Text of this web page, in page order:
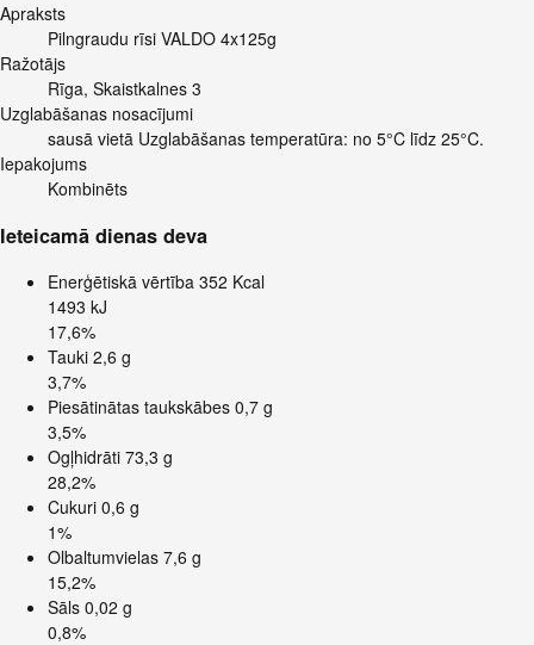
Apraksts
Pilngraudu rīsi VALDO 4x125g
Ražotājs
Rīga, Skaistkalnes 3
Uzglabāšanas nosacījumi
sausā vietā Uzglabāšanas temperatūra: no 5°C līdz 25°C.
Iepakojums
Kombinēts
Ieteicamā dienas deva
Enerģētiskā vērtība 352 Kcal
1493 kJ
17,6%
Tauki 2,6 g
3,7%
Piesātinātas taukskābes 0,7 g
3,5%
Ogļhidrāti 73,3 g
28,2%
Cukuri 0,6 g
1%
Olbaltumvielas 7,6 g
15,2%
Sāls 0,02 g
0,8%